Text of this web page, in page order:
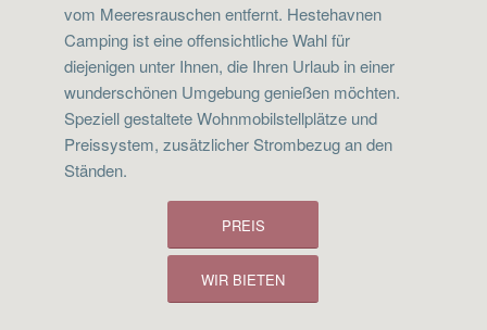
vom Meeresrauschen entfernt. Hestehavnen
Camping ist eine offensichtliche Wahl für
diejenigen unter Ihnen, die Ihren Urlaub in einer
wunderschönen Umgebung genießen möchten.
Speziell gestaltete Wohnmobilstellplätze und
Preissystem, zusätzlicher Strombezug an den
Ständen.
PREIS
WIR BIETEN